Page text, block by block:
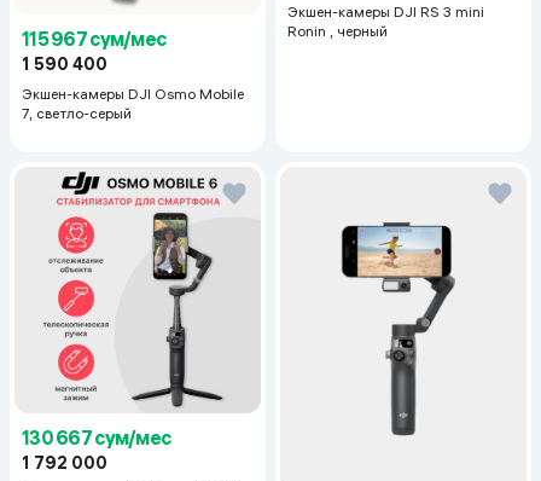
115 967 сум/мес
1 590 400
Экшен-камеры DJI Osmo Mobile
7, светло-серый
Экшен-камеры DJI RS 3 mini
Ronin , черный
130 667 сум/мес
1 792 000